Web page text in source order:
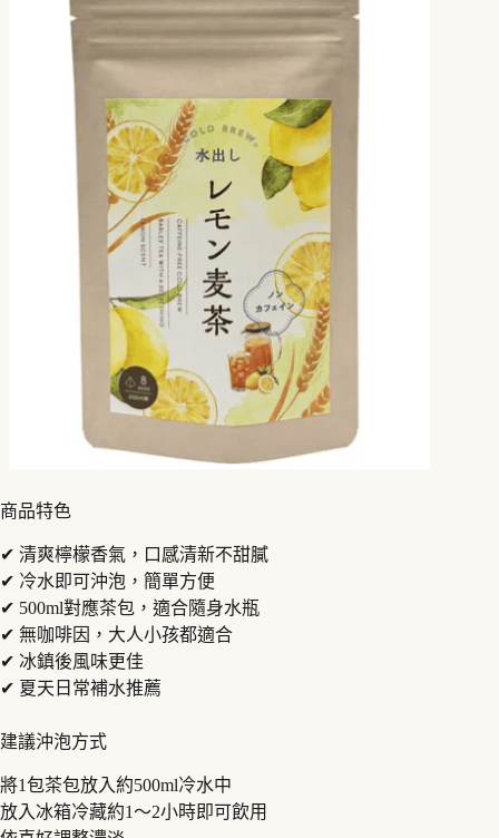
商品特色
✔ 清爽檸檬香氣，口感清新不甜膩
✔ 冷水即可沖泡，簡單方便
✔ 500ml對應茶包，適合隨身水瓶
✔ 無咖啡因，大人小孩都適合
✔ 冰鎮後風味更佳
✔ 夏天日常補水推薦
建議沖泡方式
將1包茶包放入約500ml冷水中
放入冰箱冷藏約1～2小時即可飲用